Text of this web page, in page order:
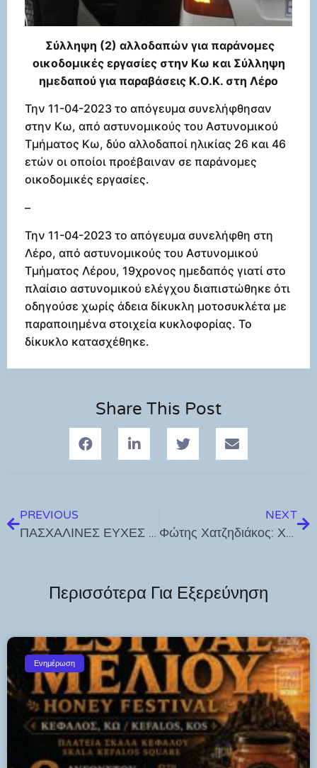
Σύλληψη (2) αλλοδαπών για παράνομες
οικοδομικές εργασίες στην Κω και Σύλληψη
ημεδαπού για παραβάσεις Κ.Ο.Κ. στη Λέρο
Την 11-04-2023 το απόγευμα συνελήφθησαν
στην Κω, από αστυνομικούς του Αστυνομικού
Τμήματος Κω, δύο αλλοδαποί ηλικίας 26 και 46
ετών οι οποίοι προέβαιναν σε παράνομες
οικοδομικές εργασίες.
–
Την 11-04-2023 το απόγευμα συνελήφθη στη
Λέρο, από αστυνομικούς του Αστυνομικού
Τμήματος Λέρου, 19χρονος ημεδαπός γιατί στο
πλαίσιο αστυνομικού ελέγχου διαπιστώθηκε ότι
οδηγούσε χωρίς άδεια δίκυκλη μοτοσυκλέτα με
παραποιημένα στοιχεία κυκλοφορίας. Το
δίκυκλο κατασχέθηκε.
Share This Post
PREVIOUS
ΠΑΣΧΑΛΙΝΕΣ ΕΥΧΕΣ ΤΟY ΒΟΥΛΕΥΤΗ ΔΩΔΕΚΑΝΗΣΟΥ ΝΔ, ΓΙΑΝΝΗ ΠΑΠΠΑ
NEXT
Φώτης Χατζηδιάκος: Χρόνια Πολλά και Καλή Ανάσταση
Περισσότερα Για Εξερεύνηση
Ενημέρωση